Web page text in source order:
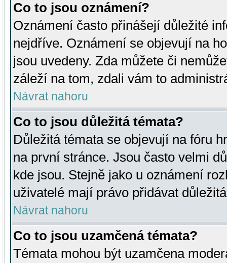
Co to jsou oznámení?
Oznámení často přinášejí důležité
nejdříve. Oznámení se objevují na
jsou uvedeny. Zda můžete či
záleží na tom, zdali vám to
Návrat nahoru
Co to jsou důležitá témata?
Důležitá témata se objevují na fóru
na první stránce. Jsou často velmi
kde jsou. Stejně jako u oznámení
uživatelé mají právo přidávat
Návrat nahoru
Co to jsou uzamčená témata?
Témata mohou být uzamčena